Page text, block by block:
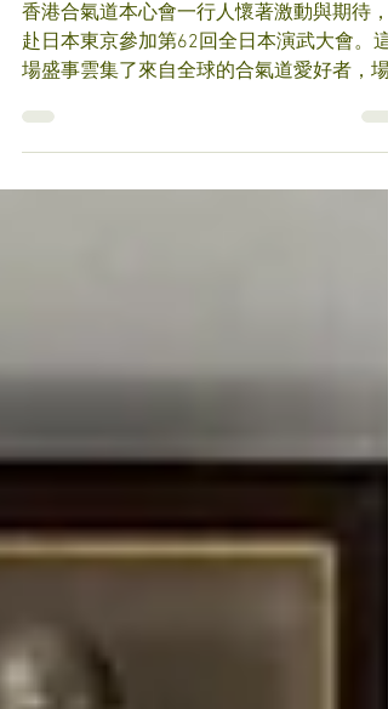
香港合氣道本心會一行人懷著激動與期待，
赴日本東京參加第62回全日本演武大會。這
場盛事雲集了來自全球的合氣道愛好者，場
展示香港合氣道的獨特風采。 當日，東京體
育館內氣氛熱烈，各隊演武表演如行雲流水
展現了合氣道的力與美。